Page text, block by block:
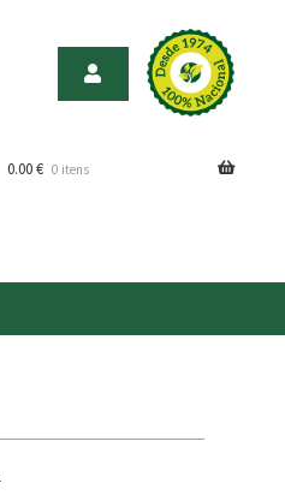
0.00€ 0 itens